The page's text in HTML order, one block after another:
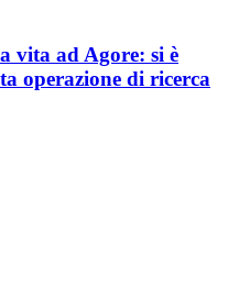
vita ad Agore: si è
operazione di ricerca